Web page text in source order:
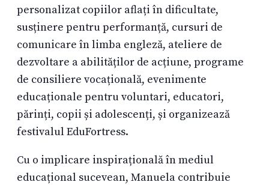
personalizat copiilor aflați în dificultate,
susținere pentru performanță, cursuri de
comunicare în limba engleză, ateliere de
dezvoltare a abilităților de acțiune, programe
de consiliere vocațională, evenimente
educaționale pentru voluntari, educatori,
părinți, copii și adolescenți, și organizează
festivalul EduFortress.
Cu o implicare inspirațională în mediul
educațional sucevean, Manuela contribuie